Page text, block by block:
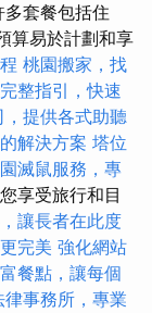
套餐包括住
算易於計劃和享
桃園搬家，找
整指引，快速
，提供各式助聽
解決方案 塔位
滅鼠服務，專
享受旅行和目
讓長者在此度
完美 強化網站
餐點，讓每個
律事務所，專業